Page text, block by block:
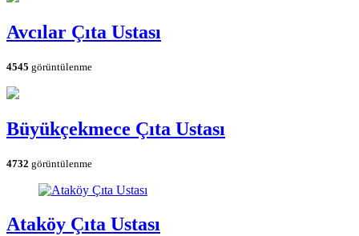
Avcılar Çıta Ustası
4545 görüntülenme
Büyükçekmece Çıta Ustası
4732 görüntülenme
Ataköy Çıta Ustası